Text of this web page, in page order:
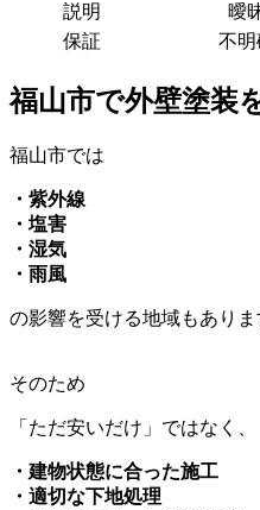
説明
曖
保証
不明
福山市で外壁塗装
福山市では
・紫外線
・塩害
・湿気
・雨風
の影響を受ける地域もありま
そのため
「ただ安いだけ」ではなく、
・建物状態に合った施工
・適切な下地処理